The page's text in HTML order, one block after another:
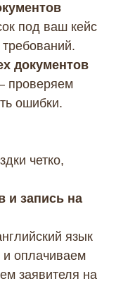
под ваш кейс
документов
проверяем
ошибки.
четко,
и запись на
язык
оплачиваем
заявителя на